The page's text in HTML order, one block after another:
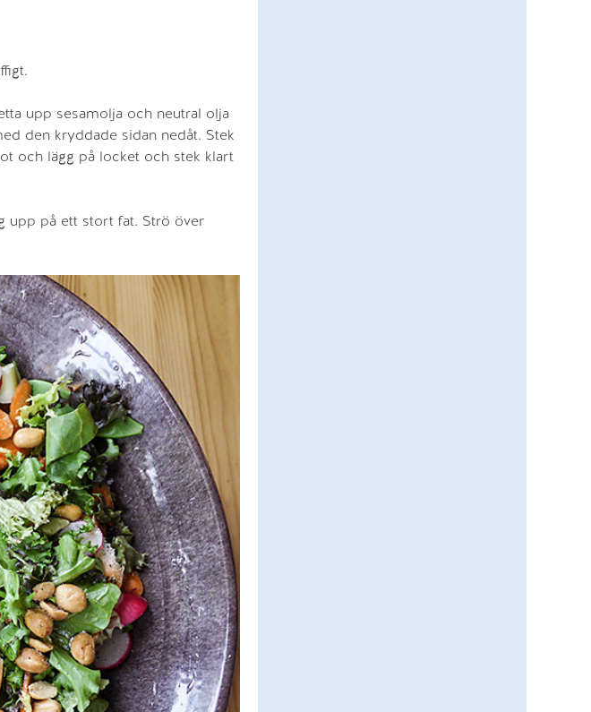
upp sesamolja och neutral olja
den kryddade sidan nedåt. Stek
och lägg på locket och stek klart
upp på ett stort fat. Strö över